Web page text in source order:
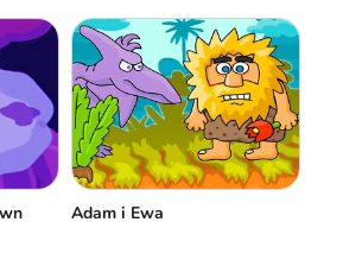
Adam i Ewa